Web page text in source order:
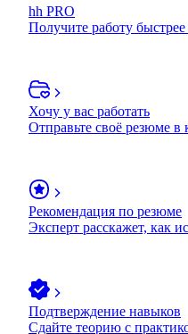
hh PRO
Получите работу
Хочу у вас работать
Отправьте своё резюме
Рекомендация по резюме
Эксперт расскажет, как
Подтверждение навыков
Сдайте теорию с